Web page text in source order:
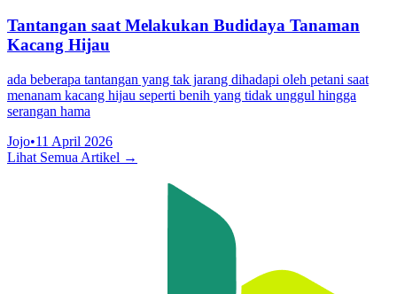
Tantangan saat Melakukan Budidaya Tanaman
Kacang Hijau
ada beberapa tantangan yang tak jarang dihadapi oleh petani saat
menanam kacang hijau seperti benih yang tidak unggul hingga
serangan hama
Jojo•11 April 2026
Lihat Semua Artikel →